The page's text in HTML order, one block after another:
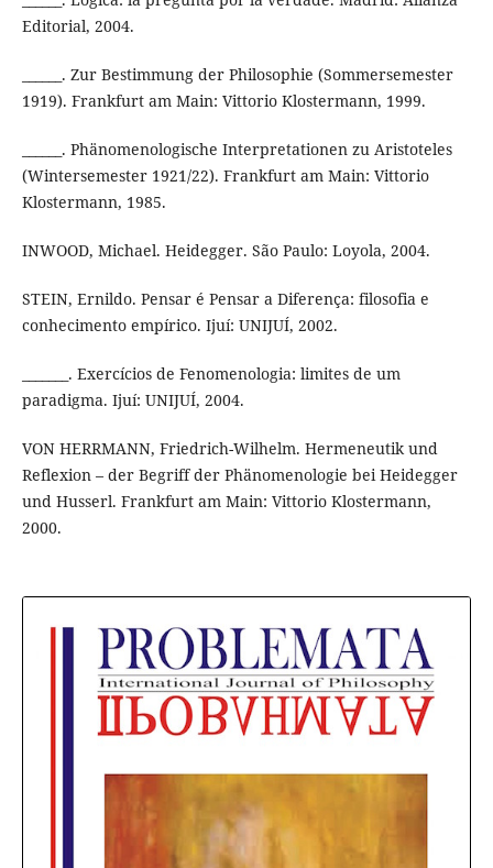
Editorial, 2004.
______. Zur Bestimmung der Philosophie (Sommersemester
1919). Frankfurt am Main: Vittorio Klostermann, 1999.
______. Phänomenologische Interpretationen zu Aristoteles
(Wintersemester 1921/22). Frankfurt am Main: Vittorio
Klostermann, 1985.
INWOOD, Michael. Heidegger. São Paulo: Loyola, 2004.
STEIN, Ernildo. Pensar é Pensar a Diferença: filosofia e
conhecimento empírico. Ijuí: UNIJUÍ, 2002.
_______. Exercícios de Fenomenologia: limites de um
paradigma. Ijuí: UNIJUÍ, 2004.
VON HERRMANN, Friedrich-Wilhelm. Hermeneutik und
Reflexion – der Begriff der Phänomenologie bei Heidegger
und Husserl. Frankfurt am Main: Vittorio Klostermann,
2000.